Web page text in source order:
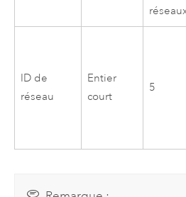
ID de
réseau
Entier
court
5